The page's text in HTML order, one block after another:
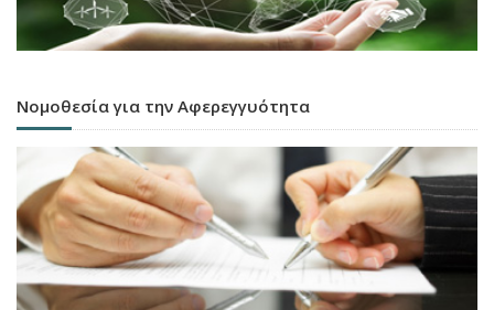
Νομοθεσία για την Αφερεγγυότητα